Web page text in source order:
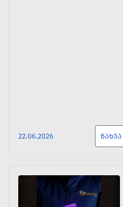
22.06.2026 ᲜᲐᲮᲕᲐ